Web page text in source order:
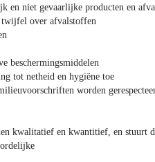
en niet gevaarlijke producten en
over afvalstoffen
beschermingsmiddelen
tot netheid en hygiëne toe
worden
kwalitatief en kwantitief, en stuurt